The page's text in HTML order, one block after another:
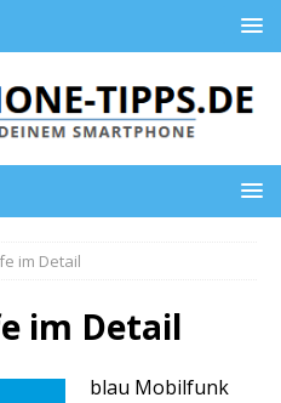
im Detail
im Detail
blau Mobilfunk